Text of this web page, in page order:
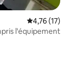
Évaluation
4,76 (17)
Pêche en bateau pour débutants ! y compris l'équipement